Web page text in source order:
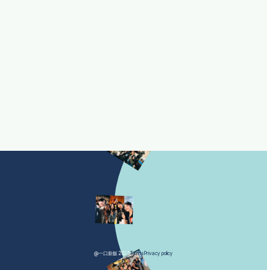
@一口新飯 2025TermsPrivacy policy